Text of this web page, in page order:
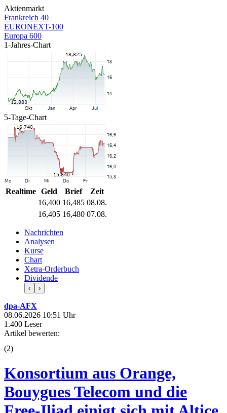
Aktienmarkt
Frankreich 40
EURONEXT-100
Europa 600
1-Jahres-Chart
5-Tage-Chart
Realtime Geld Brief
Zeit
16,400 16,485 08.08.
16,405 16,480 07.08.
Nachrichten
Analysen
Kurse
Chart
Xetra-Orderbuch
Dividende
‹ ›
dpa-AFX
08.06.2026 10:51 Uhr
1.400 Leser
Artikel bewerten:
(2)
Konsortium aus Orange,
Bouygues Telecom und die